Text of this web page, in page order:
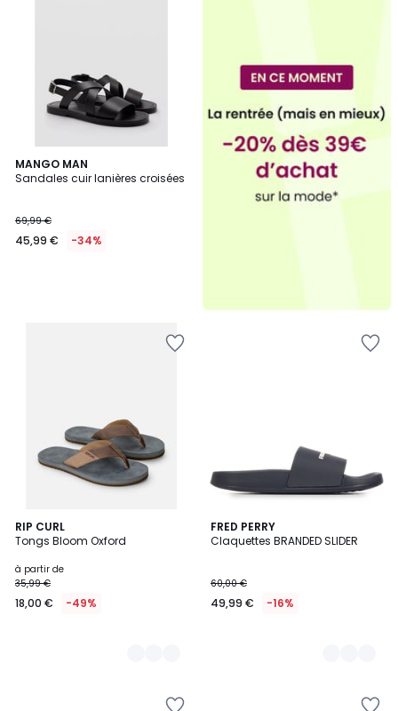
MANGO MAN
Sandales cuir lanières croisées
69,99 €
45,99 € -34%
RIP CURL
Tongs Bloom Oxford
à partir de
35,99 €
18,00 € -49%
3
Couleurs
FRED PERRY
Claquettes BRANDED SLIDER
60,00 €
49,99 € -16%
2
Couleurs